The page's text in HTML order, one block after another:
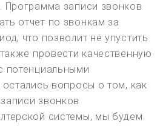
Программа записи звонков
отчет по звонкам за
что позволит не упустить
провести качественную
потенциальными
остались вопросы о том, как
звонков
системы, мы будем